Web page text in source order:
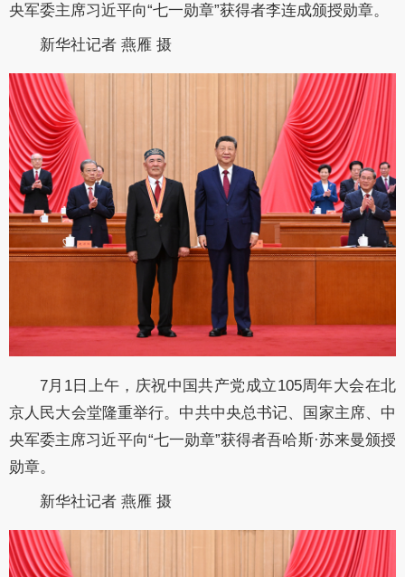
央军委主席习近平向“七一勋章”获得者李连成颁授勋章。
新华社记者 燕雁 摄
7月1日上午，庆祝中国共产党成立105周年大会在北
京人民大会堂隆重举行。中共中央总书记、国家主席、中
央军委主席习近平向“七一勋章”获得者吾哈斯·苏来曼颁授
勋章。
新华社记者 燕雁 摄